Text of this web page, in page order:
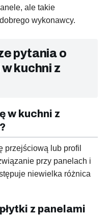
ale takie
wykonawcy.
pytania o
w kuchni z
w kuchni z
przejściową lub profil
przy panelach i
niewielka różnica
z panelami